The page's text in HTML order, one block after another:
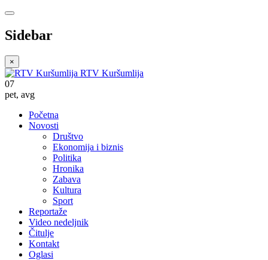
Sidebar
×
RTV Kuršumlija
07
pet, avg
Početna
Novosti
Društvo
Ekonomija i biznis
Politika
Hronika
Zabava
Kultura
Sport
Reportaže
Video nedeljnik
Čitulje
Kontakt
Oglasi